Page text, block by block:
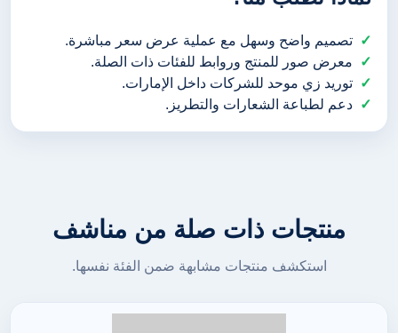
تصميم واضح وسهل مع عملية عرض سعر مباشرة.
معرض صور للمنتج وروابط للفئات ذات الصلة.
توريد زي موحد للشركات داخل الإمارات.
دعم لطباعة الشعارات والتطريز.
منتجات ذات صلة من مناشف
استكشف منتجات مشابهة ضمن الفئة نفسها.